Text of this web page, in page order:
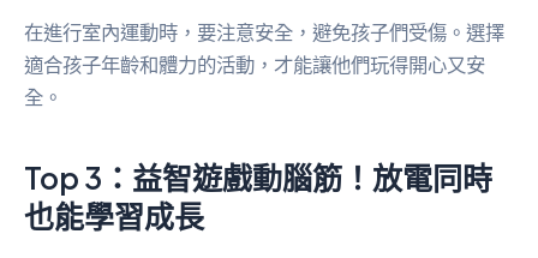
在進行室內運動時，要注意安全，避免孩子們受傷。選擇
適合孩子年齡和體力的活動，才能讓他們玩得開心又安
全。
Top 3：益智遊戲動腦筋！放電同時
也能學習成長